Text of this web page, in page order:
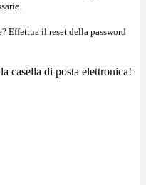
Effettua il reset della password
casella di posta elettronica!